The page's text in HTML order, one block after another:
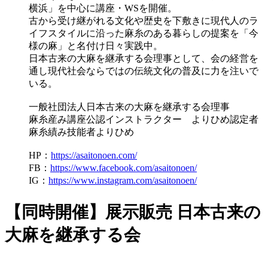
横浜」を中心に講座・WSを開催。
古から受け継がれる文化や歴史を下敷きに現代人のラ
イフスタイルに沿った麻糸のある暮らしの提案を「今
様の麻」と名付け日々実践中。
日本古来の大麻を継承する会理事として、会の経営を
通し現代社会ならではの伝統文化の普及に力を注いで
いる。
一般社団法人日本古来の大麻を継承する会理事
麻糸産み講座公認インストラクター よりひめ認定者
麻糸績み技能者よりひめ
HP： https://asaitonoen.com/
FB： https://www.facebook.com/asaitonoen/
IG： https://www.instagram.com/asaitonoen/
【同時開催】展示販売 日本古来の
大麻を継承する会